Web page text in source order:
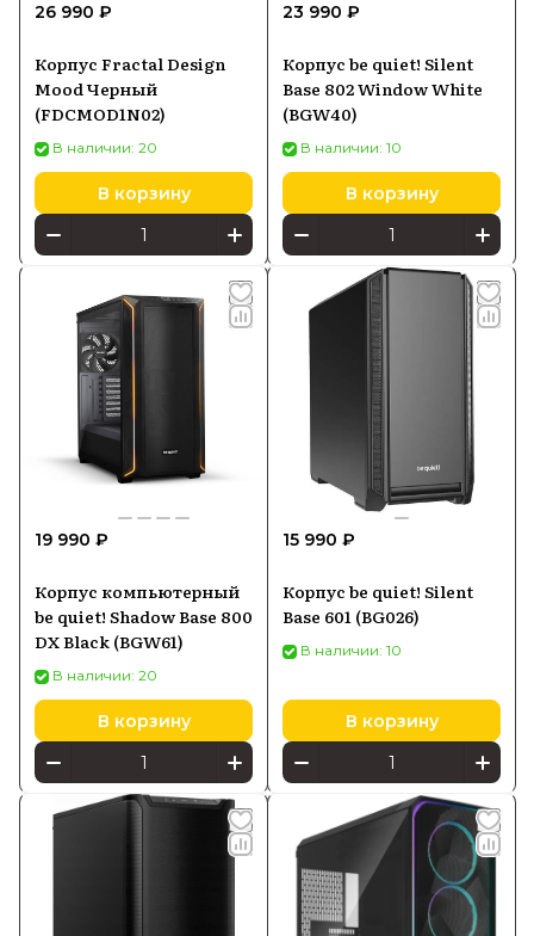
26 990 ₽
Корпус Fractal Design
Mood Черный
(FDCMOD1N02)
В наличии: 20
В корзину
23 990 ₽
Корпус be quiet! Silent
Base 802 Window White
(BGW40)
В наличии: 10
В корзину
19 990 ₽
Корпус компьютерный
be quiet! Shadow Base 800
DX Black (BGW61)
В наличии: 20
В корзину
15 990 ₽
Корпус be quiet! Silent
Base 601 (BG026)
В наличии: 10
В корзину